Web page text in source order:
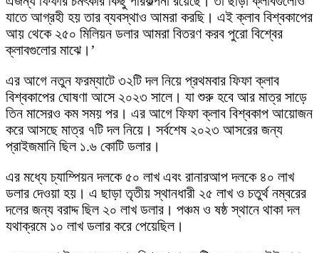
যাতে আগ্রহী হয় তার ব্যবস্থাও আমরা করছি। এই ক্লাব বিশ্বকাপের
আয় থেকে ২৫০ মিলিয়ন ডলার আমরা বিতরণ করব পুরো বিশ্বের
ক্লাবগুলোর মাঝে।’
এর আগে নতুন ফরম্যাটে ৩২টি দল নিয়ে প্রথমবার ফিফা ক্লাব
বিশ্বকাপের ঘোষণা আসে ২০২৩ সালে। যা শুরু হবে আর মাত্র সাড়ে
তিন মাসেরও কম সময় পর। এর আগে ফিফা ক্লাব বিশ্বকাপ আয়োজন
করে আসছে মাত্র ৭টি দল নিয়ে। সর্বশেষ ২০২৩ আসরের জন্য
প্রাইজমানি ছিল ১.৬ কোটি ডলার।
এর মধ্যে চ্যাম্পিয়ন দলকে ৫০ লাখ এবং রানারআপ দলকে ৪০ লাখ
ডলার দেওয়া হয়। এ ছাড়া তৃতীয় স্থানধারী ২৫ লাখ ও চতুর্থ নম্বরের
দলের জন্য বরাদ্দ ছিল ২০ লাখ ডলার। পঞ্চম ও ষষ্ঠ স্থানে থাকা দল
যথাক্রমে ১০ লাখ ডলার করে পেয়েছিল।